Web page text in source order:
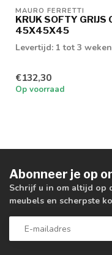
MAURO FERRETTI
KRUK SOFTY GRIJS
45X45X45
Levertijd: 1 tot 3 weken
€132,30
Op voorraad
Abonneer je op
Schrijf u in om altijd op
meubels en scherpste